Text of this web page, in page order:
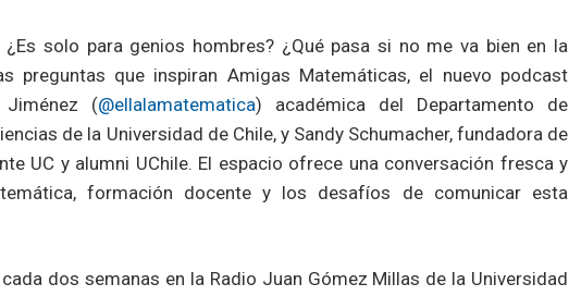
solo para genios hombres? ¿Qué pasa si no me va bien en la
preguntas que inspiran Amigas Matemáticas, el nuevo podcast
(@ellalamatematica) académica del Departamento de
de la Universidad de Chile, y Sandy Schumacher, fundadora de
UC y alumni UChile. El espacio ofrece una conversación fresca y
formación docente y los desafíos de comunicar esta
dos semanas en la Radio Juan Gómez Millas de la Universidad